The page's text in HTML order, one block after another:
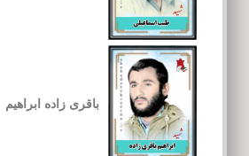
باقری زاده ابراهیم